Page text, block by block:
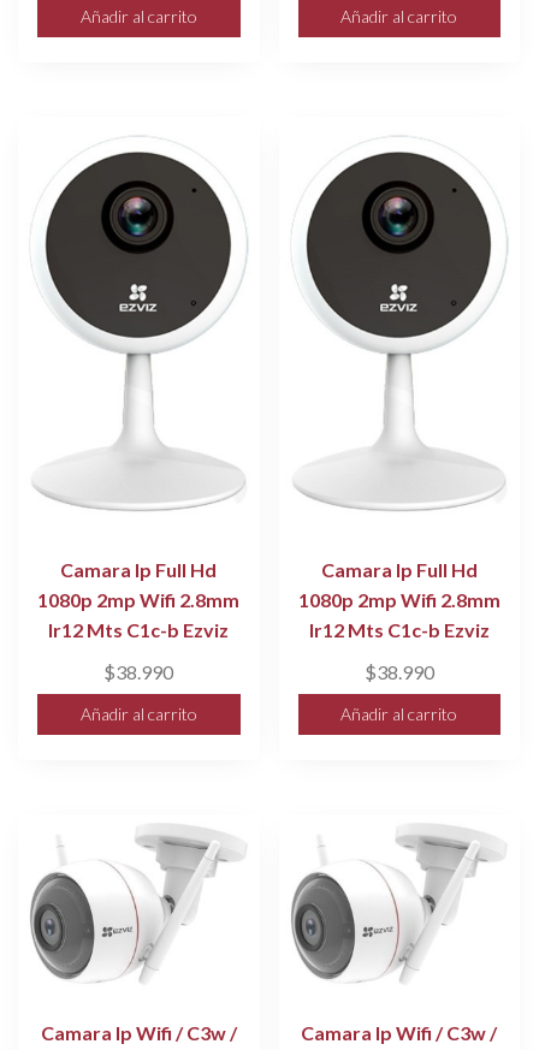
Añadir al carrito
de 5
Añadir al carrito
Camara Ip Full Hd
1080p 2mp Wifi 2.8mm
Ir12 Mts C1c-b Ezviz
$38.990
Añadir al carrito
Camara Ip Full Hd
1080p 2mp Wifi 2.8mm
Ir12 Mts C1c-b Ezviz
$38.990
Añadir al carrito
Camara Ip Wifi / C3w /
Camara Ip Wifi / C3w /